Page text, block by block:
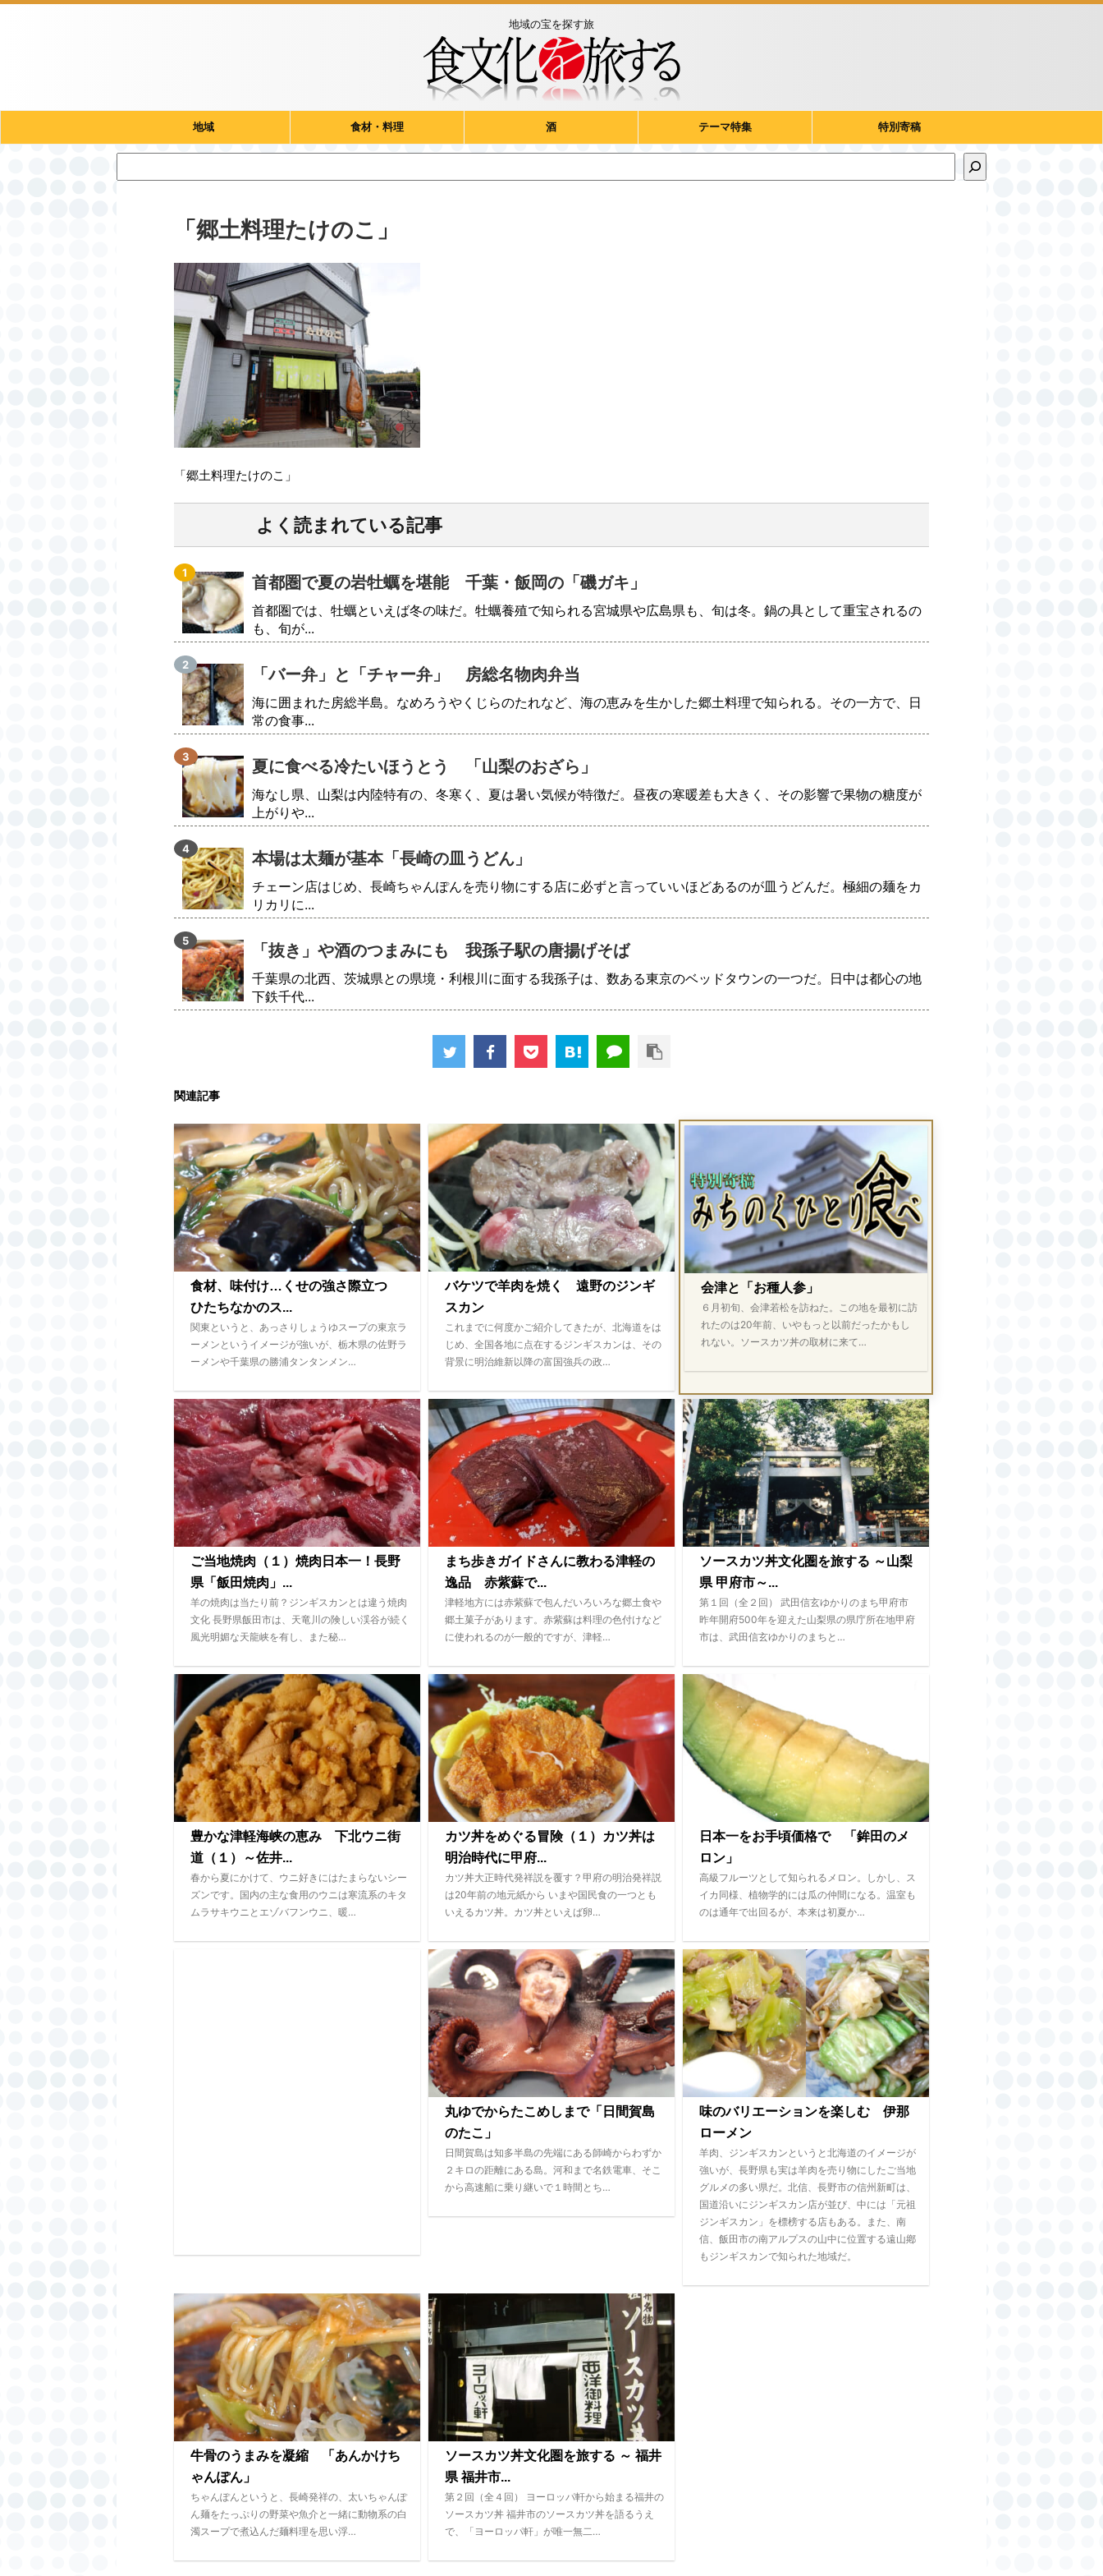
地域の宝を探す旅
地域 食材・料理 酒 テーマ特集 特別寄稿
「郷土料理たけのこ」
「郷土料理たけのこ」
よく読まれている記事
首都圏で夏の岩牡蠣を堪能 千葉・飯岡の「磯ガキ」
首都圏では、牡蠣といえば冬の味だ。牡蠣養殖で知られる宮城県や広島県も、旬は冬。鍋の具として重宝されるの
も、旬が...
「バー弁」と「チャー弁」 房総名物肉弁当
海に囲まれた房総半島。なめろうやくじらのたれなど、海の恵みを生かした郷土料理で知られる。その一方で、日
常の食事...
夏に食べる冷たいほうとう 「山梨のおざら」
海なし県、山梨は内陸特有の、冬寒く、夏は暑い気候が特徴だ。昼夜の寒暖差も大きく、その影響で果物の糖度が
上がりや...
本場は太麺が基本「長崎の皿うどん」
チェーン店はじめ、長崎ちゃんぽんを売り物にする店に必ずと言っていいほどあるのが皿うどんだ。極細の麺をカ
リカリに...
「抜き」や酒のつまみにも 我孫子駅の唐揚げそば
千葉県の北西、茨城県との県境・利根川に面する我孫子は、数ある東京のベッドタウンの一つだ。日中は都心の地
下鉄千代...
関連記事
食材、味付け…くせの強さ際立つ
ひたちなかのス...
関東というと、あっさりしょうゆスープの東京ラ
ーメンというイメージが強いが、栃木県の佐野ラ
ーメンや千葉県の勝浦タンタンメン…
バケツで羊肉を焼く 遠野のジンギ
スカン
これまでに何度かご紹介してきたが、北海道をは
じめ、全国各地に点在するジンギスカンは、その
背景に明治維新以降の富国強兵の政…
会津と「お種人参」
６月初旬、会津若松を訪ねた。この地を最初に訪
れたのは20年前、いやもっと以前だったかもし
れない。ソースカツ丼の取材に来て…
ご当地焼肉（１）焼肉日本一！長野
県「飯田焼肉」...
羊の焼肉は当たり前？ジンギスカンとは違う焼肉
文化 長野県飯田市は、天竜川の険しい渓谷が続く
風光明媚な天龍峡を有し、また秘…
まち歩きガイドさんに教わる津軽の
逸品 赤紫蘇で...
津軽地方には赤紫蘇で包んだいろいろな郷土食や
郷土菓子があります。赤紫蘇は料理の色付けなど
に使われるのが一般的ですが、津軽…
ソースカツ丼文化圏を旅する ～山梨
県 甲府市～...
第１回（全２回） 武田信玄ゆかりのまち甲府市
昨年開府500年を迎えた山梨県の県庁所在地甲府
市は、武田信玄ゆかりのまちと…
豊かな津軽海峡の恵み 下北ウニ街
道（１）～佐井...
春から夏にかけて、ウニ好きにはたまらないシー
ズンです。国内の主な食用のウニは寒流系のキタ
ムラサキウニとエゾバフンウニ、暖…
カツ丼をめぐる冒険（１）カツ丼は
明治時代に甲府...
カツ丼大正時代発祥説を覆す？甲府の明治発祥説
は20年前の地元紙から いまや国民食の一つとも
いえるカツ丼。カツ丼といえば卵…
日本一をお手頃価格で 「鉾田のメ
ロン」
高級フルーツとして知られるメロン。しかし、ス
イカ同様、植物学的には瓜の仲間になる。温室も
のは通年で出回るが、本来は初夏か…
丸ゆでからたこめしまで「日間賀島
のたこ」
日間賀島は知多半島の先端にある師崎からわずか
２キロの距離にある島。河和まで名鉄電車、そこ
から高速船に乗り継いで１時間とち…
味のバリエーションを楽しむ 伊那
ローメン
羊肉、ジンギスカンというと北海道のイメージが
強いが、長野県も実は羊肉を売り物にしたご当地
グルメの多い県だ。北信、長野市の信州新町は、
国道沿いにジンギスカン店が並び、中には「元祖
ジンギスカン」を標榜する店もある。また、南
信、飯田市の南アルプスの山中に位置する遠山鄕
もジンギスカンで知られた地域だ。
牛骨のうまみを凝縮 「あんかけち
ゃんぽん」
ちゃんぽんというと、長崎発祥の、太いちゃんぽ
ん麺をたっぷりの野菜や魚介と一緒に動物系の白
濁スープで煮込んだ麺料理を思い浮…
ソースカツ丼文化圏を旅する ～ 福井
県 福井市...
第２回（全４回） ヨーロッパ軒から始まる福井の
ソースカツ丼 福井市のソースカツ丼を語るうえ
で、「ヨーロッパ軒」が唯一無二…